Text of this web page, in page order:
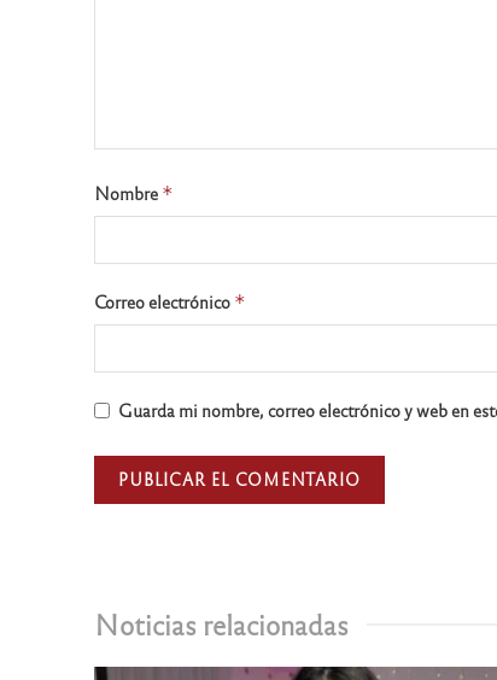
Noticias relacionadas
Nombre *
Correo electrónico *
Guarda mi nombre, correo electrónico y web en